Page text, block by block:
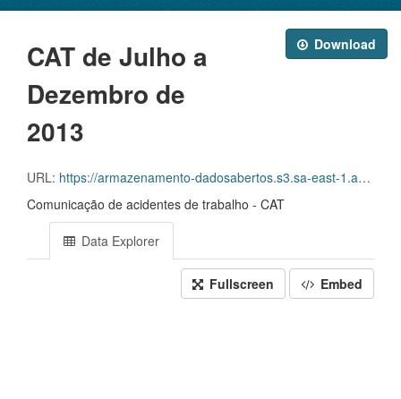
Download
CAT de Julho a
Dezembro de
2013
URL: https://armazenamento-dadosabertos.s3.sa-east-1.amazonaws.com/PDA_2023_2025/Grupos_de_dados/Comunica%C3%A7%C3%B5es+de+Acidente+de+Trabalho+%E2%80%93+CAT/CATS+EMITIDAS_JULHO+A+DEZEMBRO_2013.xlsx
Comunicação de acidentes de trabalho - CAT
Data Explorer
Fullscreen Embed